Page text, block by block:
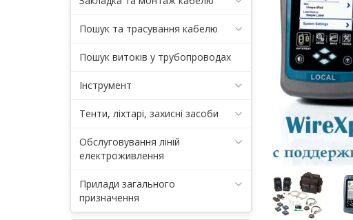
Пошук та трасування кабелю
Пошук витоків у трубопроводах
Інструмент
Тенти, ліхтарі, захисні засоби
Обслуговування ліній
електроживлення
Прилади загального
призначення